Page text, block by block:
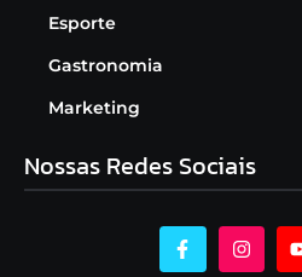
Esporte
Gastronomia
Marketing
Nossas Redes Sociais